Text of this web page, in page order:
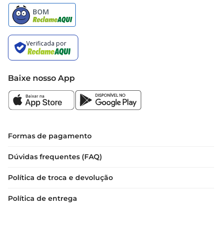
Baixe nosso App
Formas de pagamento
Dúvidas frequentes (FAQ)
Política de troca e devolução
Política de entrega